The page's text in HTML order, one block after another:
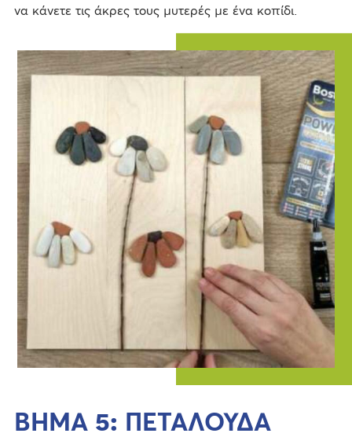
να κάνετε τις άκρες τους μυτερές με ένα κοπίδι.
ΒΗΜΑ 5: ΠΕΤΑΛΟΥΔΑ